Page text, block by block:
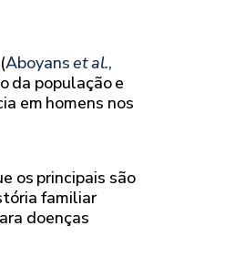
Aboyanset al.,
da população e
em homens nos
os principais são
familiar
doenças